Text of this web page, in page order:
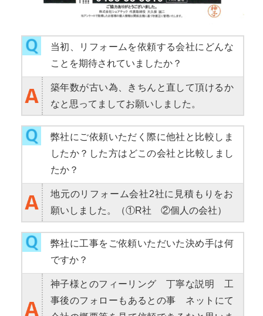
当初、リフォームを依頼する会社にどんな
ことを期待されていましたか？
築年数が古い為、きちんと直して頂けるか
なと思ってましてお願いしました。
弊社にご依頼いただく際に他社と比較しま
したか？した方はどこの会社と比較しまし
たか？
地元のリフォーム会社2社に見積もり をお
願いしました。（①R社 ②個人の会社）
弊社に工事をご依頼いただいた決め手は何
ですか？
神子様とのフィーリング 丁寧な説明
工
事後のフォローもあるとの事 ネットにて